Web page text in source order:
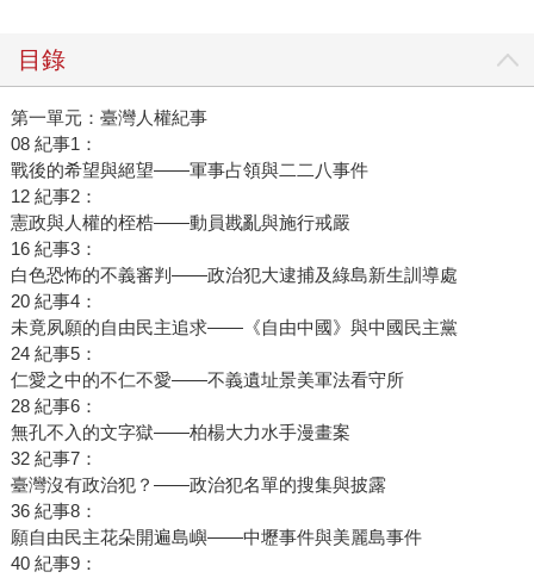
目錄
第一單元：臺灣人權紀事
08 紀事1：
戰後的希望與絕望——軍事占領與二二八事件
12 紀事2：
憲政與人權的桎梏——動員戡亂與施行戒嚴
16 紀事3：
白色恐怖的不義審判——政治犯大逮捕及綠島新生訓導處
20 紀事4：
未竟夙願的自由民主追求——《自由中國》與中國民主黨
24 紀事5：
仁愛之中的不仁不愛——不義遺址景美軍法看守所
28 紀事6：
無孔不入的文字獄——柏楊大力水手漫畫案
32 紀事7：
臺灣沒有政治犯？——政治犯名單的搜集與披露
36 紀事8：
願自由民主花朵開遍島嶼——中壢事件與美麗島事件
40 紀事9：